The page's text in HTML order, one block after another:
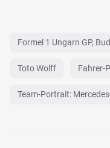
Formel 1 Ungarn GP,
Toto Wolff Fahrer-
Team-Portrait: